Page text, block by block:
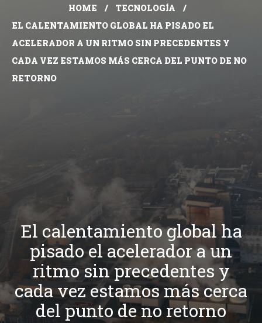
HOME
TECNOLOGÍA
EL CALENTAMIENTO GLOBAL HA PISADO EL
ACELERADOR A UN RITMO SIN PRECEDENTES Y
CADA VEZ ESTAMOS MÁS CERCA DEL PUNTO DE NO
RETORNO
El calentamiento global ha
pisado el acelerador a un
ritmo sin precedentes y
cada vez estamos más cerca
del punto de no retorno